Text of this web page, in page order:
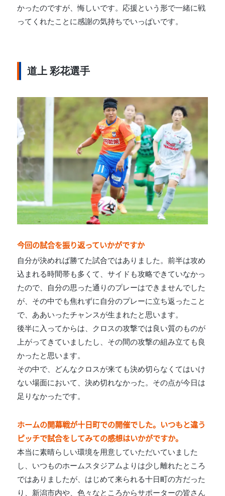
かったのですが、悔しいです。応援という形で一緒に戦
ってくれたことに感謝の気持ちでいっぱいです。
道上 彩花選手
今回の試合を振り返っていかがですか
自分が決めれば勝てた試合ではありました。前半は攻め
込まれる時間帯も多くて、サイドも攻略できていなかっ
たので、自分の思った通りのプレーはできませんでした
が、その中でも焦れずに自分のプレーに立ち返ったこと
で、ああいったチャンスが生まれたと思います。
後半に入ってからは、クロスの攻撃では良い質のものが
上がってきていましたし、その間の攻撃の組み立ても良
かったと思います。
その中で、どんなクロスが来ても決め切らなくてはいけ
ない場面において、決め切れなかった。その点が今日は
足りなかったです。
ホームの開幕戦が十日町での開催でした。いつもと違う
ピッチで試合をしてみての感想はいかがですか。
本当に素晴らしい環境を用意していただいていました
し、いつものホームスタジアムよりは少し離れたところ
ではありましたが、はじめて来られる十日町の方だった
り、新潟市内や、色々なところからサポーターの皆さん